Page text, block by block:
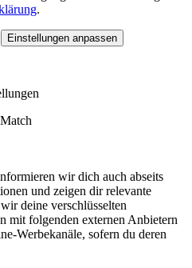
.
Einstellungen anpassen
wir dich auch abseits
und zeigen dir relevante
deine verschlüsselten
mit folgenden externen Anbietern
Werbekanäle, sofern du deren